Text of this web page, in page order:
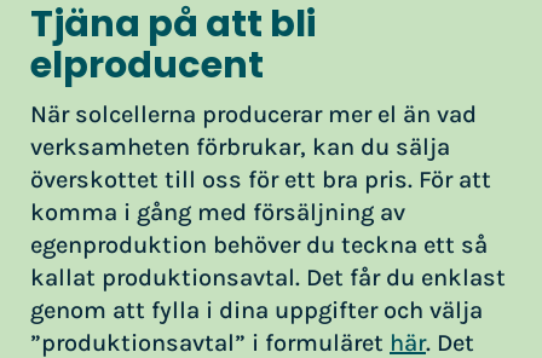
Tjäna på att bli
elproducent
När solcellerna producerar mer el än vad
verksamheten förbrukar, kan du sälja
överskottet till oss för ett bra pris. För att
komma i gång med försäljning av
egenproduktion behöver du teckna ett så
kallat produktionsavtal. Det får du enklast
genom att fylla i dina uppgifter och välja
”produktionsavtal” i formuläret här. Det